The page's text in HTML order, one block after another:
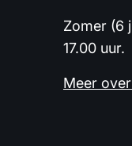
Zomer (6
17.00 uur.
Meer